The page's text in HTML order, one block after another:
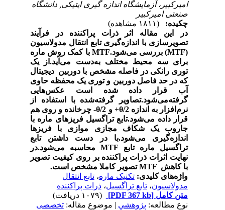
امیرکبیر، آزمایشگاه اندازه گیری اپتیکی, دانشگاه
صنعتی امیرکبیر
چکیده:
در این مقاله اثر
ذرات پراکننده در فرآیند
تصویرسازی با اندازه‌گیری تابع انتقال مدولاسیون
(MTF)بررسی می‌شود.MTFبا کمک روش ماره
برای سه محیط مختلف به‌دست می‌آید.از یک
توری رانکی در فاصله مشخص با دوربین دیجیتال
که در حد فاصل دوربین و توری یک محفظه حاوی
آب قرار داده شده است عکس‌هایی
گرفته‌می‌شود.تصاویر گرفته‌شده با استفاده از
نرم‌افزار به اندازهθ/2+ و θ/2- چرخانده و روی هم
قرار داده می‌شود.تابع تراگسیل فریزهای ماره با
جاروب یک شکاف مجازی موازی با فریزها
اندازه‌گیری می‌شود.با در دست داشتن تابع
تراگسیل ماره تابعMTFمحاسبه می‌شود.در
نهایت اثرات ذرات پراکننده بر روی کیفیت تصویر
با کاهش MTFتصویر کاملا مشخص است.
واژه‌های کلیدی:تکنیک ماره ،تابع انتقال
مدولاسیون،تابع تراگسیل،ذرات پراکننده
متن کامل[PDF 367 kb]
نوع مطالعه:پژوهشي| موضوع مقاله:تخصصی